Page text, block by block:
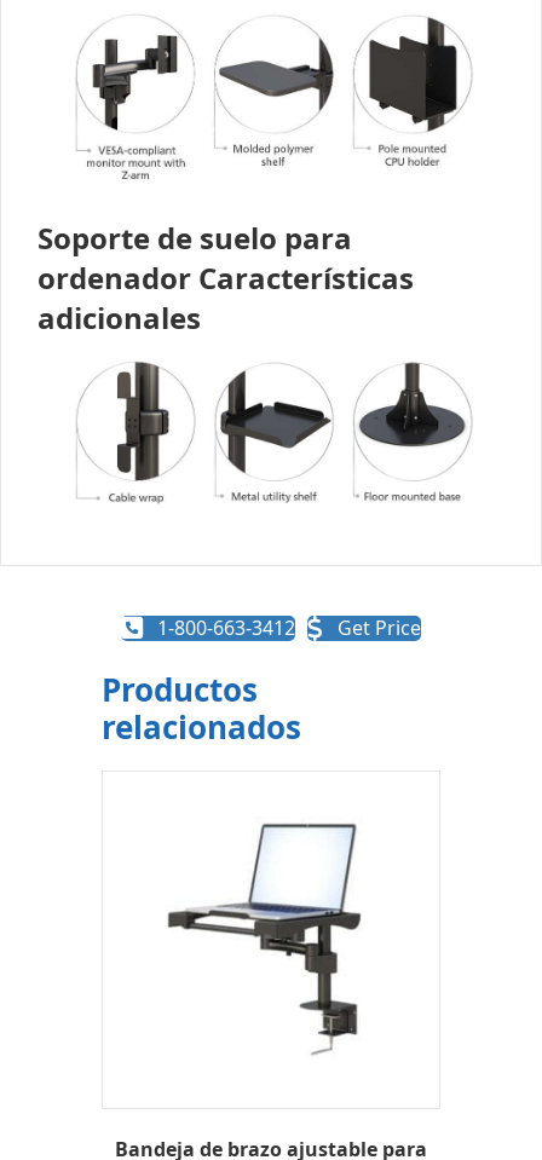
Soporte de suelo para
ordenador Características
adicionales
1-800-663-3412 Get Price
Productos
relacionados
Bandeja de brazo ajustable para